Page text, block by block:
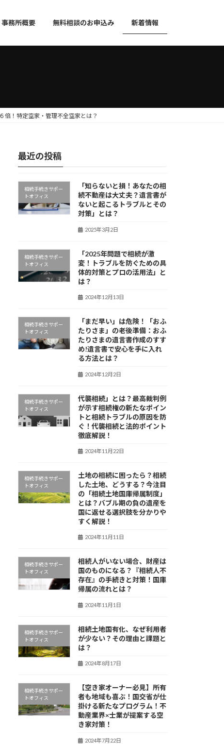
事務所概要 無料相談のお申込み 新着情報
倍！特定空家・管理不全空家とは？
最近の投稿
相続手続きサポー
トオフィス
「知らないと損！あなたの相
続不動産は大丈夫？遺言書が
ないと起こるトラブルとその
対策」とは？
2025年3月2日
相続手続きサポー
トオフィス
「2025年問題で相続が激
変！トラブルを防ぐための具
体的対策とプロの活用法」と
は？
2024年12月13日
相続手続きサポー
トオフィス
「まだ早い」は危険！「おふ
たりさま」の老後準備：おふ
たりさまの遺言書作成のすす
め!遺言書で安心を手に入れ
る方法とは？
2024年12月2日
相続手続きサポー
トオフィス
代襲相続」とは？最高裁判例
が示す相続権の新たなポイン
トと相続トラブルの原因を防
ぐ！代襲相続と法的ポイント
徹底解説！
2024年11月22日
相続手続きサポー
トオフィス
土地の相続に困ったら？相続
した土地、どうする？今注目
の「相続土地国庫帰属制度」
とは？バブル期の負の遺産を
国に返せる選択肢を分かりや
すく解説！
2024年11月11日
相続手続きサポー
トオフィス
相続人がいない場合、財産は
国のものになる？『相続人不
存在』の手続きと対策！国庫
帰属の流れとは？
2024年11月1日
相続手続きサポー
トオフィス
相続土地国有化、なぜ利用者
が少ない？その理由と課題と
は？
2024年8月17日
相続手続きサポー
トオフィス
【空き家オーナー必見】所有
者も地域も喜ぶ！国交省が仕
掛ける新たなプログラム！不
動産業界×士業が提案する空
き家対策！
2024年7月22日